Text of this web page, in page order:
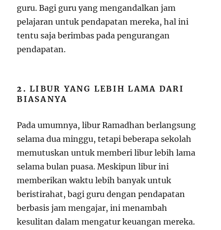
guru. Bagi guru yang mengandalkan jam
pelajaran untuk pendapatan mereka, hal ini
tentu saja berimbas pada pengurangan
pendapatan.
2.LIBUR YANG LEBIH LAMA DARI
BIASANYA
Pada umumnya, libur Ramadhan berlangsung
selama dua minggu, tetapi beberapa sekolah
memutuskan untuk memberi libur lebih lama
selama bulan puasa. Meskipun libur ini
memberikan waktu lebih banyak untuk
beristirahat, bagi guru dengan pendapatan
berbasis jam mengajar, ini menambah
kesulitan dalam mengatur keuangan mereka.